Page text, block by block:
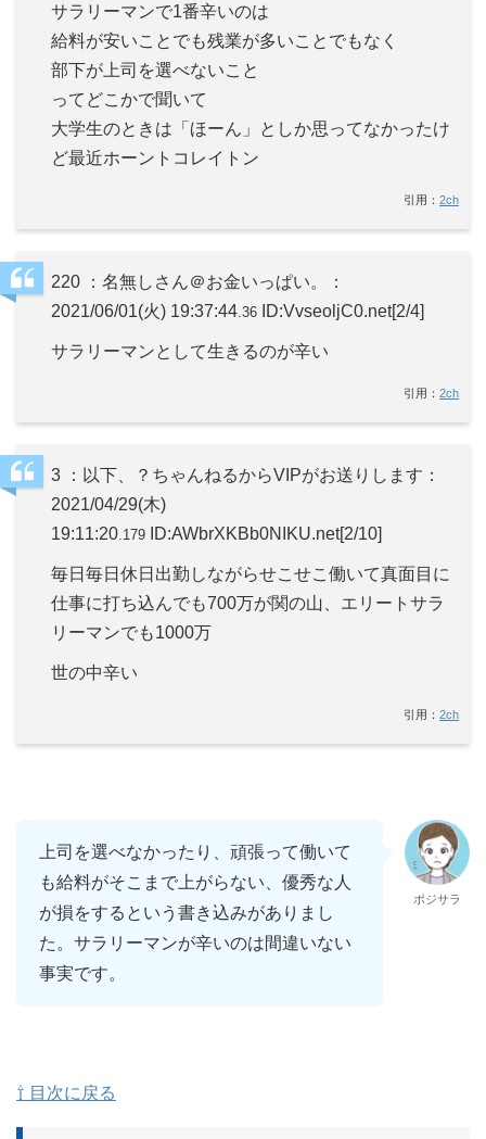
サラリーマンで1番辛いのは
給料が安いことでも残業が多いことでもなく
部下が上司を選べないこと
ってどこかで聞いて
大学生のときは「ほーん」としか思ってなかったけ
ど最近ホーントコレイトン
引用： 2ch
220 ：名無しさん＠お金いっぱい。：
2021/06/01(火) 19:37:44.36 ID:VvseoljC0.net[2/4]
サラリーマンとして生きるのが辛い
引用： 2ch
3 ：以下、？ちゃんねるからVIPがお送りします：
2021/04/29(木)
19:11:20.179 ID:AWbrXKBb0NIKU.net[2/10]
毎日毎日休日出勤しながらせこせこ働いて真面目に
仕事に打ち込んでも700万が関の山、エリートサラ
リーマンでも1000万
世の中辛い
引用： 2ch
上司を選べなかったり、頑張って働いて
も給料がそこまで上がらない、優秀な人
が損をするという書き込みがありまし
た。サラリーマンが辛いのは間違いない
事実です。
ポジサラ
⇧ 目次に戻る